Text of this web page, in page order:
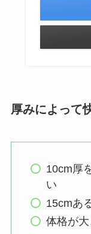
厚みによって
10cm厚
い
15cmあ
体格が